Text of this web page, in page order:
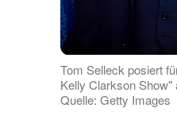
Tom Selleck posiert
Kelly Clarkson Show"
Quelle: Getty Images